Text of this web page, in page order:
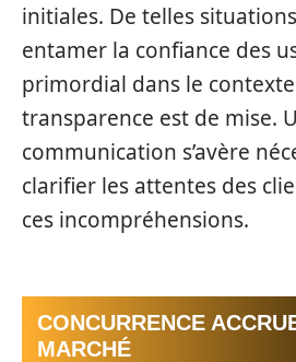
initiales. De telles
entamer la confiance des
primordial dans le
transparence est de mise.
communication s’avère
clarifier les attentes des
ces incompréhensions.
CONCURRENCE
MARCHÉ